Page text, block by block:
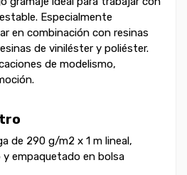
Especialmente
en combinación con resinas
de viniléster y poliéster.
de modelismo,
de 290 g/m2 x 1 m lineal,
empaquetado en bolsa